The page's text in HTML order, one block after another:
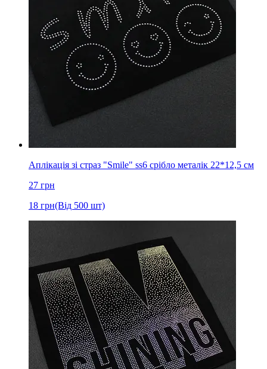
Аплікація зі страз "Smile" ss6 срібло металік 22*12,5 см
27 грн
18 грн(Від 500 шт)